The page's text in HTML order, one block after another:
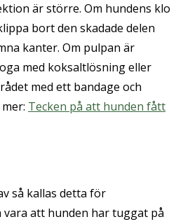
är större. Om hundens klo
bort den skadade delen
kanter. Om pulpan är
med koksaltlösning eller
med ett bandage och
Tecken på att hunden fått
så kallas detta för
att hunden har tuggat på